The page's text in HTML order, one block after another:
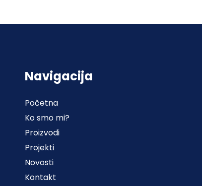
Navigacija
Početna
Ko smo mi?
Proizvodi
Projekti
Novosti
Kontakt